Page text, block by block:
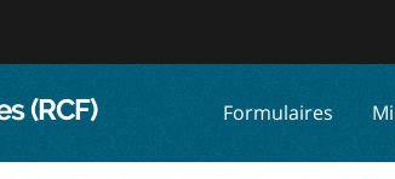
(RCF) Formulaires